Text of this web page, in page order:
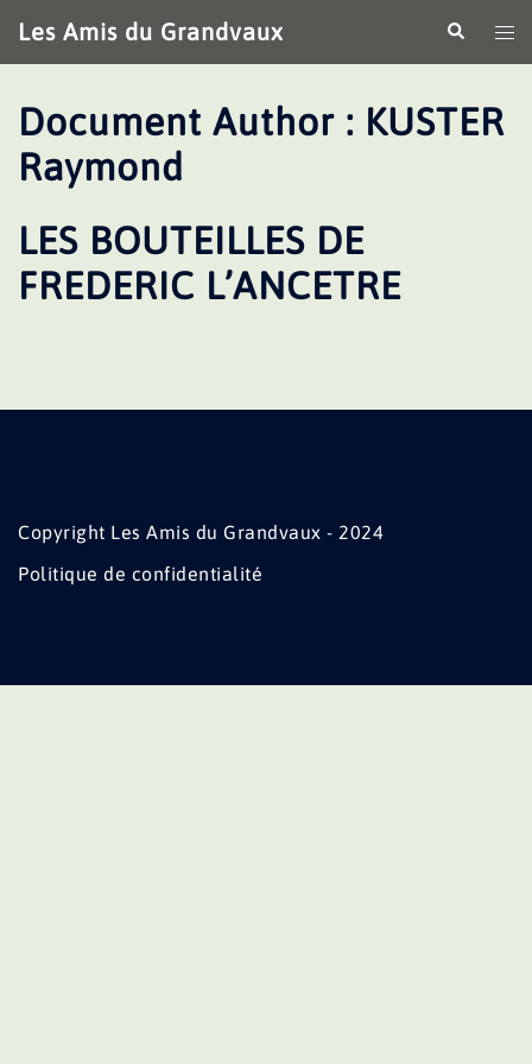
au
contenu
Les Amis du Grandvaux
le
Document Author : KUSTER
Raymond
LES BOUTEILLES DE
FREDERIC L’ANCETRE
Copyright Les Amis du Grandvaux - 2024
Politique de confidentialité